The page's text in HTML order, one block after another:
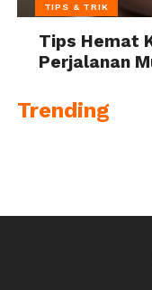
TIPS & TRIK
Tips Hemat
Perjalanan
Trending